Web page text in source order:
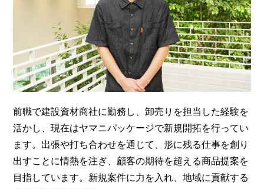
前職で建設資材商社に勤務し、卸売りを担当した経験を
活かし、現在はヤマニパッケージで新規開拓を行ってい
ます。出張や打ち合わせを通じて、形に残る仕事を創り
出すことに情熱を注ぎ、顧客の期待を超える商品提案を
目指しています。新規案件に力を入れ、地域に貢献する